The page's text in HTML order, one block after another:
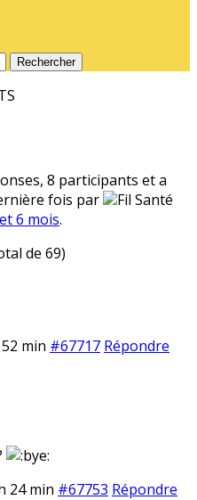
Rechercher
8 participants et a
fois par
Fil Santé
6 mois.
de 69)
min #67717 Répondre
24 min #67753 Répondre